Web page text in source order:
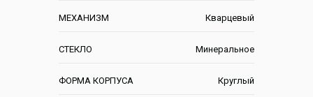
МЕХАНИЗМ Кварцевый
СТЕКЛО Минеральное
ФОРМА КОРПУСА Круглый